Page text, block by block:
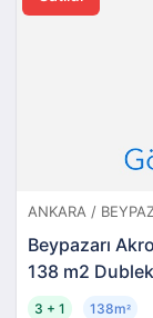
ANKARA /
Beypazarı
138 m2
3 + 1 138m²